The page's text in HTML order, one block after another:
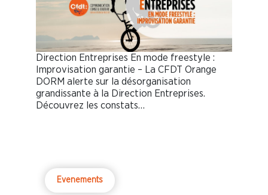
Direction Entreprises En mode freestyle :
Improvisation garantie – La CFDT Orange
DORM alerte sur la désorganisation
grandissante à la Direction Entreprises.
Découvrez les constats…
Evenements